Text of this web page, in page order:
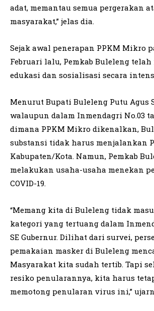
adat, memantau semua pergerakan
masyarakat,” jelas dia.
Sejak awal penerapan PPKM Mikro
Februari lalu, Pemkab Buleleng
edukasi dan sosialisasi secara
Menurut Bupati Buleleng Putu Agus
walaupun dalam Inmendagri No.03
dimana PPKM Mikro dikenalkan,
substansi tidak harus menjalankan
Kabupaten/Kota. Namun, Pemkab
melakukan usaha-usaha menekan
COVID-19.
“Memang kita di Buleleng tidak
kategori yang tertuang dalam
SE Gubernur. Dilihat dari survei,
pemakaian masker di Buleleng
Masyarakat kita sudah tertib. Tapi
resiko penularannya, kita harus
memotong penularan virus ini,”